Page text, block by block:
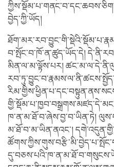
བྱེད་ཀྱི་ཡོད།
བ་སྤོང་བ་ཁོ་ན་ཚུད་ཡོད་དེ།
མིན་ལ་མ་ལྟོས་པར།
ཁ་ན་མ་ཐོ་བ་ཞེས་བྱ་བ་ཡིན་ཏེ།
མ་ཐོ་བ་མ་ཡིན་ནའང་།